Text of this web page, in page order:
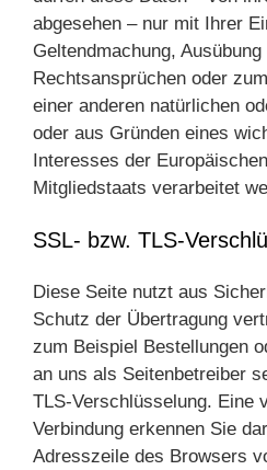
abgesehen – nur mit Ihrer
Geltendmachung,
Rechtsansprüchen oder
einer anderen natürlichen
oder aus Gründen eines
Interesses der
Mitgliedstaats verarbeitet
SSL- bzw. TLS-
Diese Seite nutzt aus
Schutz der Übertragung
zum Beispiel Bestellungen
an uns als Seitenbetreiber
TLS-Verschlüsselung. Eine
Verbindung erkennen Sie
Adresszeile des Browsers